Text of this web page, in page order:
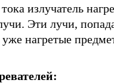
излучатель
Эти лучи,
уже нагретые